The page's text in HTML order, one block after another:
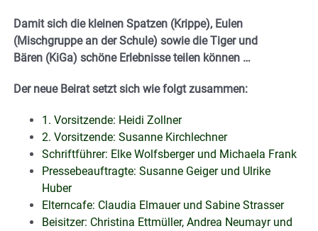
Damit sich die kleinen Spatzen (Krippe), Eulen
(Mischgruppe an der Schule) sowie die Tiger und
Bären (KiGa) schöne Erlebnisse teilen können …
Der neue Beirat setzt sich wie folgt zusammen:
1. Vorsitzende: Heidi Zollner
2. Vorsitzende: Susanne Kirchlechner
Schriftführer: Elke Wolfsberger und Michaela Frank
Pressebeauftragte: Susanne Geiger und Ulrike
Huber
Elterncafe: Claudia Elmauer und Sabine Strasser
Beisitzer: Christina Ettmüller, Andrea Neumayr und